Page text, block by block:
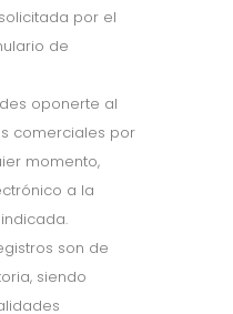
por el
de
oponerte al
comerciales por
momento,
a la
son de
siendo